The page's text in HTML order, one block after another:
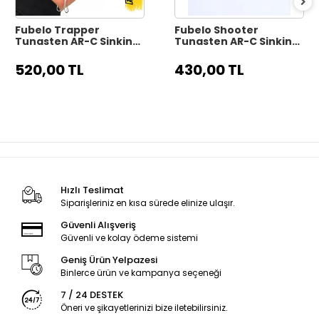
Fubelo Trapper
Tungsten AR-C Sinking
- Yellow Killer
520,00 TL
Fubelo Shooter
Tungsten AR-C Sinking
Mor Kafa
430,00 TL
Hızlı Teslimat
Siparişleriniz en kısa sürede elinize ulaşır.
Güvenli Alışveriş
Güvenli ve kolay ödeme sistemi
Geniş Ürün Yelpazesi
Binlerce ürün ve kampanya seçeneği
7 / 24 DESTEK
Öneri ve şikayetlerinizi bize iletebilirsiniz.